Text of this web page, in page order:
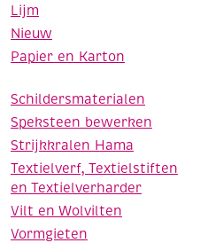
Lijm
Nieuw
Papier en Karton
Schildersmaterialen
Speksteen bewerken
Strijkkralen Hama
Textielverf, Textielstiften
en Textielverharder
Vilt en Wolvilten
Vormgieten